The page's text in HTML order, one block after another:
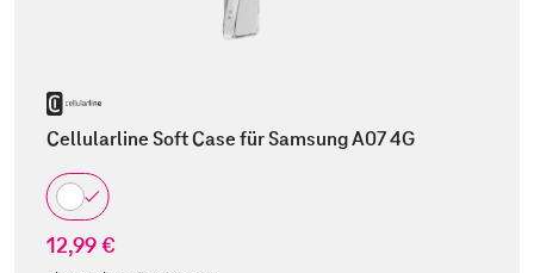
Cellularline Soft Case für Samsung A07 4G
12,99 €